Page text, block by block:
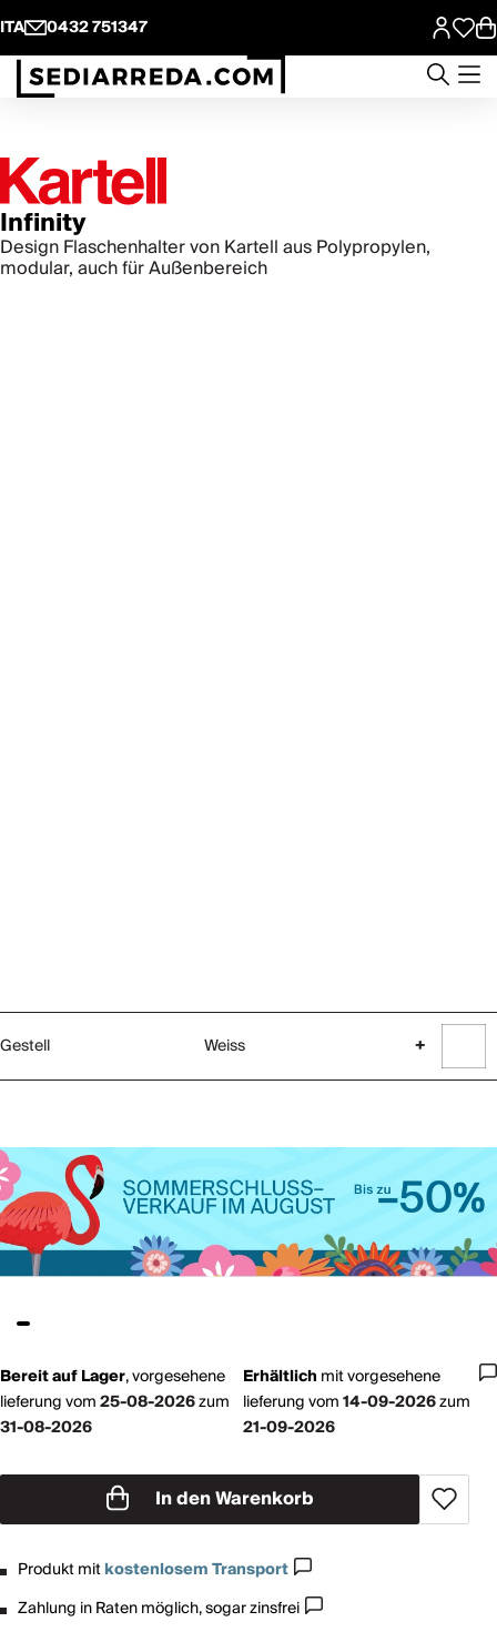
ITA 0432 751347
Infinity
Design Flaschenhalter von Kartell aus Polypropylen,
modular, auch für Außenbereich
Gestell Weiss +
Bereit auf Lager,vorgesehene
lieferung vom25-08-2026zum
31-08-2026
Erhältlich mitvorgesehene
lieferung vom14-09-2026zum
21-09-2026
In den Warenkorb
Produkt mitkostenlosem Transport
Zahlung in Raten möglich, sogar zinsfrei